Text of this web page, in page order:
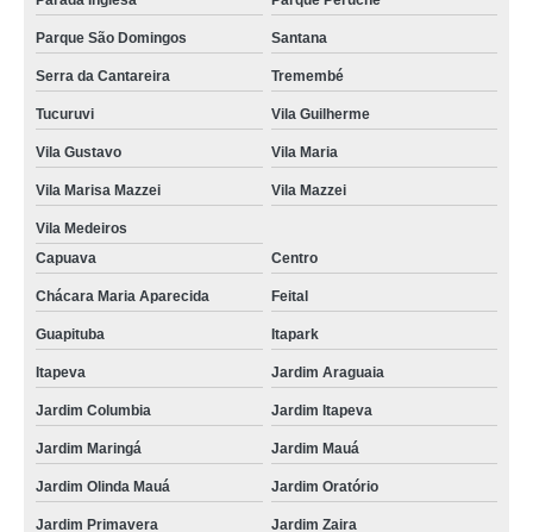
Parque São Domingos Santana
Serra da Cantareira Tremembé
Tucuruvi Vila Guilherme
Vila Gustavo Vila Maria
Vila Marisa Mazzei Vila Mazzei
Vila Medeiros
Capuava
Centro
Chácara Maria Aparecida Feital
Guapituba Itapark
Itapeva Jardim Araguaia
Jardim Columbia Jardim Itapeva
Jardim Maringá Jardim Mauá
Jardim Olinda Mauá Jardim Oratório
Jardim Primavera Jardim Zaira